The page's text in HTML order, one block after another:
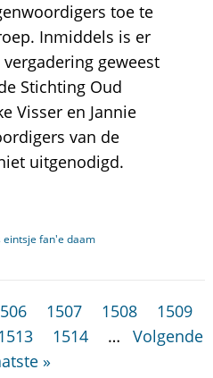
toe te
Inmiddels is er
geweest
Stichting Oud
Visser en Jannie
van de
uitgenodigd.
eintsje fan'e daam
1507 1508
1509
1513 1514 …
Volgende
»